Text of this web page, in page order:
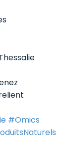
#Omics